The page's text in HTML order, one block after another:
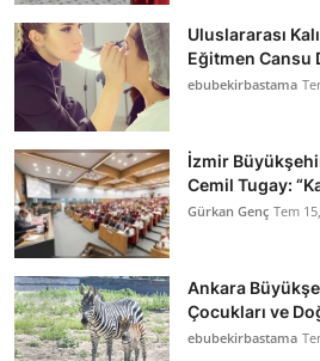
Uluslararası
Eğitmen Cansu
ebubekirbastama
İzmir
Cemil Tugay:
Gürkan Genç Tem
Ankara
Çocukları ve
ebubekirbastama